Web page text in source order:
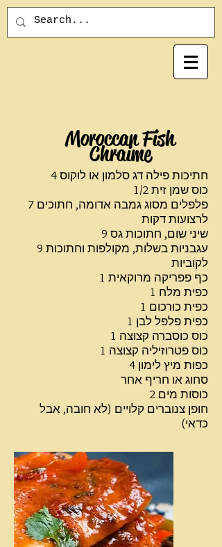
Moroccan Fish
Chraime
4 חתיכות פילה דג סלמון או לוקוס
1/2 כוס שמן זית
7 פלפלים מסוג גמבה אדומה, חתוכים
לרצועות דקות
9 שיני שום, חתוכות גס
9 עגבניות בשלות, מקולפות וחתוכות
לקוביות
1 כף פפריקה מרוקאית
1 כפית מלח
1 כפית כורכום
1 כפית פלפל לבן
1 כוס כוסברה קצוצה
1 כוס פטרוזיליה קצוצה
4 כפות מיץ לימון
סחוג או חריף אחר
2 כוסות מים
חופן צנוברים קלויים (לא חובה, אבל
כדאי)